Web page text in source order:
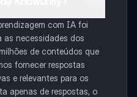
com IA foi
as necessidades dos
de conteúdos que
fornecer respostas
e relevantes para os
apenas de respostas, o